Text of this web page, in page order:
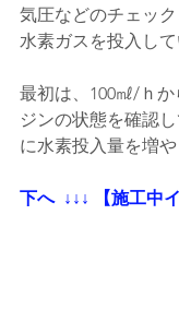
気圧などのチェック
水素ガスを投入して
最初は、100㎖/ｈ
ジンの状態を確認
に水素投入量を増や
下へ  ↓↓↓ 【施工中